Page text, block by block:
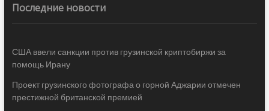
Последние новости
США ввели санкции против грузинской криптобиржи за
помощь Ирану
Проект грузинского фотографа о горной Аджарии отмечен
престижной британской премией